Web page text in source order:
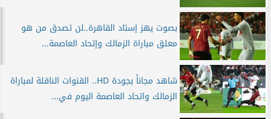
بصوت يهز إستاد القاهرة..لن تصدق من هو
معلق مباراة الزمالك وإتحاد العاصمة...
شاهد مجاناً بجودة HD.. القنوات الناقلة لمباراة
الزمالك واتحاد العاصمة اليوم في...